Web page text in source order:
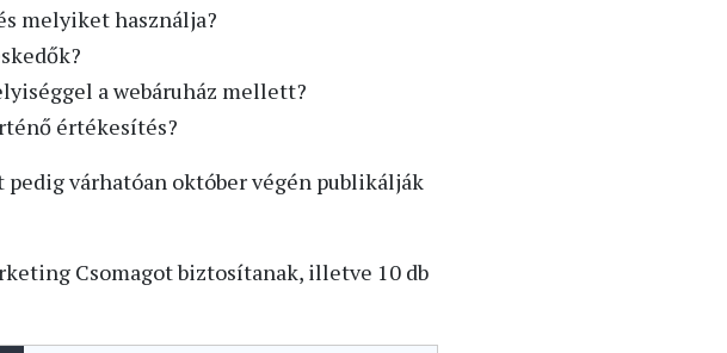
melyiket használja?
a webáruház mellett?
értékesítés?
várhatóan október végén publikálják
Csomagot biztosítanak, illetve 10 db